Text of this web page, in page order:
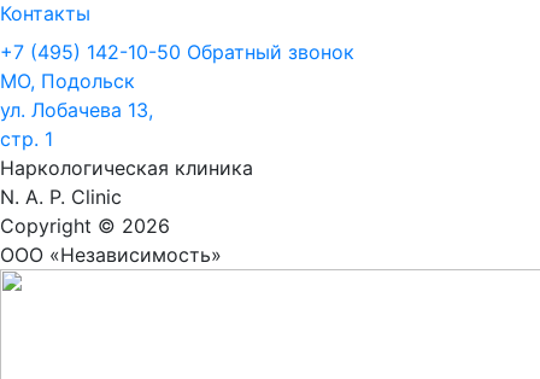
Контакты
+7 (495) 142-10-50 Обратный звонок
МО, Подольск
ул. Лобачева 13,
стр. 1
Наркологическая клиника
N. A. P. Clinic
Copyright © 2026
ООО «Независимость»